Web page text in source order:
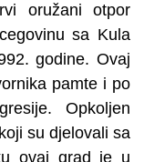
oružani otpor
sa Kula
godine. Ovaj
pamte i po
Opkoljen
su djelovali sa
ovaj grad je u